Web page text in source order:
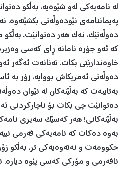
لە نامەیەکی لەو شێوەیە، بەڵکو
پەيماننامەی نێودەوڵەتی بکشێتەوە.
دەوڵەتێک، نەک هەر دەتوانێت، بەڵکو
کە ئەو جۆرە نامانە ڕای کەسی
خاوەندارێتی بکات. تەنانەت ئەگەر
دەوڵەتی ئەمريکاش بووایە، زۆر بە
بەتايبەت کە بەڵێنەکان لە نێوان
دەتوانێت چی بکات بۆ ناچارکردنی
بەڵێنەکانی! هەر کەسێک سەيری
بەوە دەکات کە نامەیەکی فەرمی
حکوومەت و نەتەوەیەکی تر، بەڵكو
نافەرمی و مۆرکی کەسی پێوە ديارە.